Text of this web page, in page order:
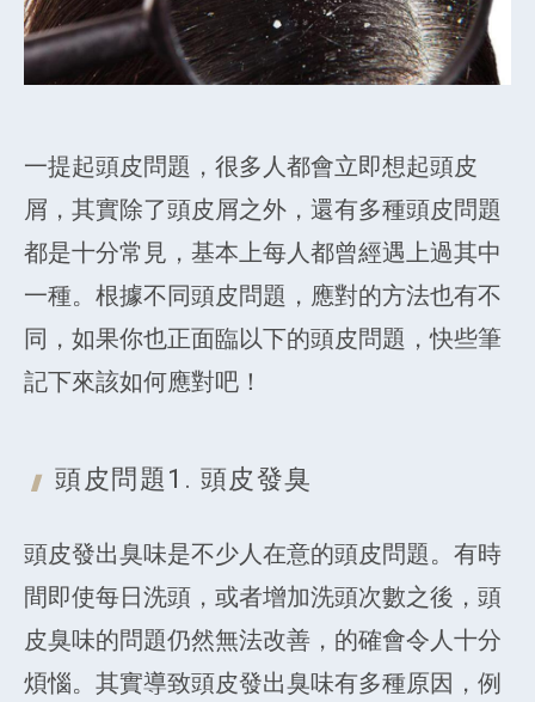
一提起頭皮問題，很多人都會立即想起頭皮
屑，其實除了頭皮屑之外，還有多種頭皮問題
都是十分常見，基本上每人都曾經遇上過其中
一種。根據不同頭皮問題，應對的方法也有不
同，如果你也正面臨以下的頭皮問題，快些筆
記下來該如何應對吧！
頭皮問題1. 頭皮發臭
頭皮發出臭味是不少人在意的頭皮問題。有時
間即使每日洗頭，或者增加洗頭次數之後，頭
皮臭味的問題仍然無法改善，的確會令人十分
煩惱。其實導致頭皮發出臭味有多種原因，例